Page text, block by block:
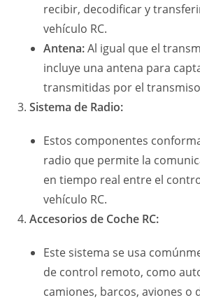
recibir, decodificar y
vehículo RC.
Antena:Al igual que el
incluye una antena para
transmitidas por el
Sistema de Radio:
Estos componentes
radio que permite la
en tiempo real entre el
vehículo RC.
Accesorios de Coche RC:
Este sistema se usa
de control remoto, como
camiones, barcos, aviones o